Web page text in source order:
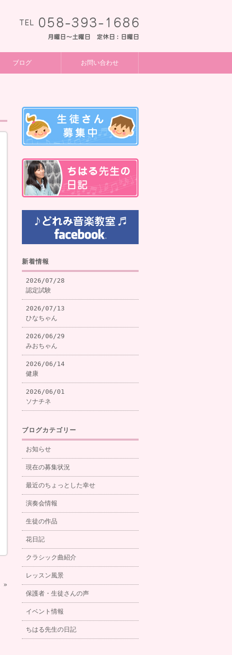
ブログ お問い合わせ
»
新着情報
2026/07/28
認定試験
2026/07/13
ひなちゃん
2026/06/29
みおちゃん
2026/06/14
健康
2026/06/01
ソナチネ
ブログカテゴリー
お知らせ
現在の募集状況
最近のちょっとした幸せ
演奏会情報
生徒の作品
花日記
クラシック曲紹介
レッスン風景
保護者・生徒さんの声
イベント情報
ちはる先生の日記